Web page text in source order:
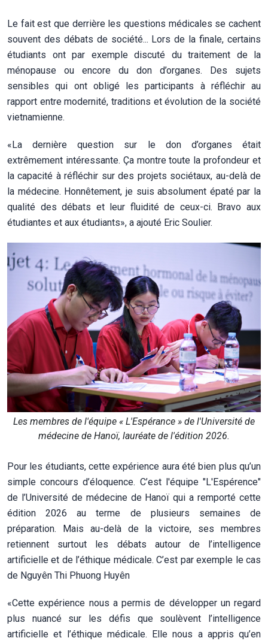
Le fait est que derrière les questions médicales se cachent
souvent des débats de société... Lors de la finale, certains
étudiants ont par exemple discuté du traitement de la
ménopause ou encore du don d’organes. Des sujets
sensibles qui ont obligé les participants à réfléchir au
rapport entre modernité, traditions et évolution de la société
vietnamienne.
«La dernière question sur le don d’organes était
extrêmement intéressante. Ça montre toute la profondeur et
la capacité à réfléchir sur des projets sociétaux, au-delà de
la médecine. Honnêtement, je suis absolument épaté par la
qualité des débats et leur fluidité de ceux-ci. Bravo aux
étudiantes et aux étudiants», a ajouté Eric Soulier.
Les membres de l'équipe « L'Espérance » de l'Université de
médecine de Hanoï, lauréate de l'édition 2026.
Pour les étudiants, cette expérience aura été bien plus qu’un
simple concours d’éloquence. C’est l'équipe "L'Espérence"
de l’Université de médecine de Hanoï qui a remporté cette
édition 2026 au terme de plusieurs semaines de
préparation. Mais au-delà de la victoire, ses membres
retiennent surtout les débats autour de l’intelligence
artificielle et de l’éthique médicale. C’est par exemple le cas
de Nguyên Thi Phuong Huyên
«Cette expérience nous a permis de développer un regard
plus nuancé sur les défis que soulèvent l’intelligence
artificielle et l’éthique médicale. Elle nous a appris qu’en